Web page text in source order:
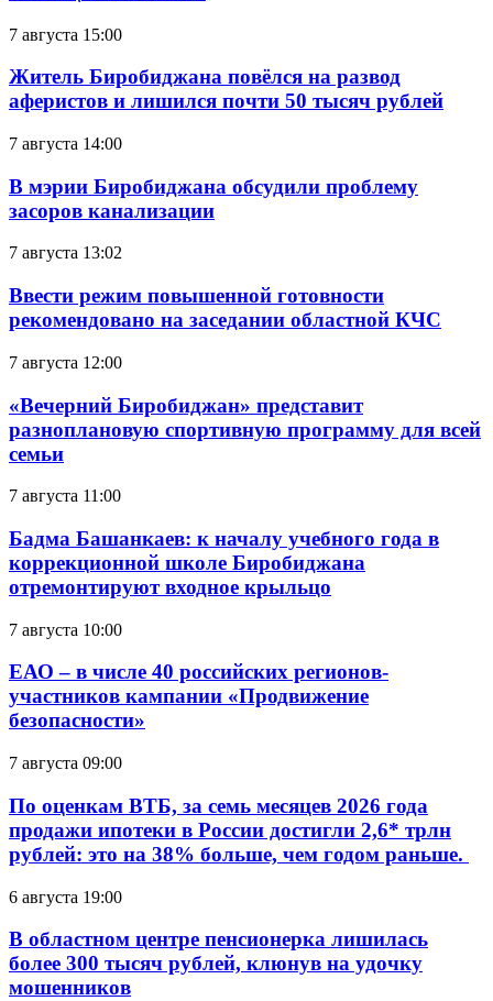
7 августа 15:00
Житель Биробиджана повёлся на развод
аферистов и лишился почти 50 тысяч рублей
7 августа 14:00
В мэрии Биробиджана обсудили проблему
засоров канализации
7 августа 13:02
Ввести режим повышенной готовности
рекомендовано на заседании областной КЧС
7 августа 12:00
«Вечерний Биробиджан» представит
разноплановую спортивную программу для всей
семьи
7 августа 11:00
Бадма Башанкаев: к началу учебного года в
коррекционной школе Биробиджана
отремонтируют входное крыльцо
7 августа 10:00
ЕАО – в числе 40 российских регионов-
участников кампании «Продвижение
безопасности»
7 августа 09:00
По оценкам ВТБ, за семь месяцев 2026 года
продажи ипотеки в России достигли 2,6* трлн
рублей: это на 38% больше, чем годом раньше.
6 августа 19:00
В областном центре пенсионерка лишилась
более 300 тысяч рублей, клюнув на удочку
мошенников